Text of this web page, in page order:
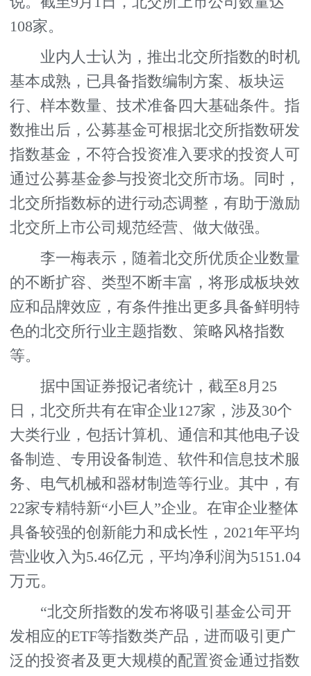
108家。
业内人士认为，推出北交所指数的时机
基本成熟，已具备指数编制方案、板块运
行、样本数量、技术准备四大基础条件。指
数推出后，公募基金可根据北交所指数研发
指数基金，不符合投资准入要求的投资人可
通过公募基金参与投资北交所市场。同时，
北交所指数标的进行动态调整，有助于激励
北交所上市公司规范经营、做大做强。
李一梅表示，随着北交所优质企业数量
的不断扩容、类型不断丰富，将形成板块效
应和品牌效应，有条件推出更多具备鲜明特
色的北交所行业主题指数、策略风格指数
等。
据中国证券报记者统计，截至8月25
日，北交所共有在审企业127家，涉及30个
大类行业，包括计算机、通信和其他电子设
备制造、专用设备制造、软件和信息技术服
务、电气机械和器材制造等行业。其中，有
22家专精特新“小巨人”企业。在审企业整体
具备较强的创新能力和成长性，2021年平均
营业收入为5.46亿元，平均净利润为5151.04
万元。
“北交所指数的发布将吸引基金公司开
发相应的ETF等指数类产品，进而吸引更广
泛的投资者及更大规模的配置资金通过指数